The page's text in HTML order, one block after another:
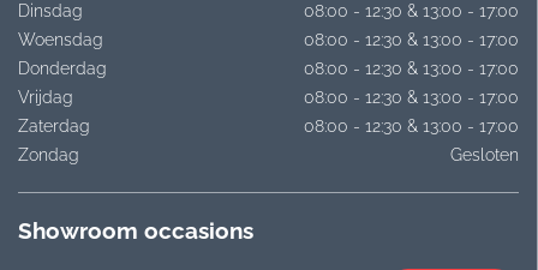
Dinsdag
08:00 - 12:30 & 13:00 - 17:00
Woensdag
08:00 - 12:30 & 13:00 - 17:00
Donderdag
08:00 - 12:30 & 13:00 - 17:00
Vrijdag
08:00 - 12:30 & 13:00 - 17:00
Zaterdag
08:00 - 12:30 & 13:00 - 17:00
Zondag
Gesloten
Showroom occasions